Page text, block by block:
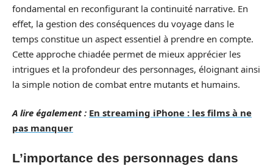
fondamental en reconfigurant la continuité narrative. En
effet, la gestion des conséquences du voyage dans le
temps constitue un aspect essentiel à prendre en compte.
Cette approche chiadée permet de mieux apprécier les
intrigues et la profondeur des personnages, éloignant ainsi
la simple notion de combat entre mutants et humains.
A lire également : En streaming iPhone : les films à ne
pas manquer
L’importance des personnages dans